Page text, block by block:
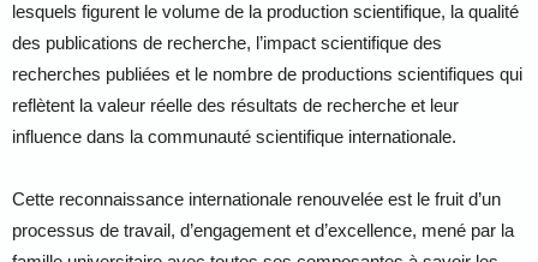
lesquels figurent le volume de la production scientifique, la qualité
des publications de recherche, l’impact scientifique des
recherches publiées et le nombre de productions scientifiques qui
reflètent la valeur réelle des résultats de recherche et leur
influence dans la communauté scientifique internationale.
Cette reconnaissance internationale renouvelée est le fruit d’un
processus de travail, d’engagement et d’excellence, mené par la